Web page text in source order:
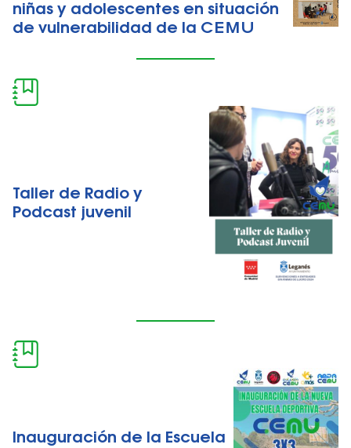
niñas y adolescentes en situación
de vulnerabilidad de la CEMU
Taller de Radio y
Podcast juvenil
Inauguración de la Escuela